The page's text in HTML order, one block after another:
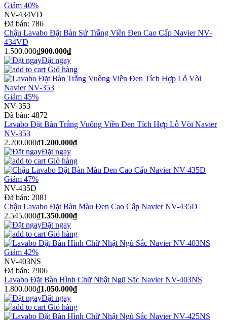
Giảm 40%
NV-434VD
Đã bán: 786
Chậu Lavabo Đặt Bàn Sứ Trắng Viền Đen Cao Cấp Navier NV-
434VD
1.500.000₫900.000₫
Đặt ngay
Giỏ hàng
Giảm 45%
NV-353
Đã bán: 4872
Lavabo Đặt Bàn Trắng Vuông Viền Đen Tích Hợp Lỗ Vòi Navier
NV-353
2.200.000₫1.200.000₫
Đặt ngay
Giỏ hàng
Giảm 47%
NV-435D
Đã bán: 2081
Chậu Lavabo Đặt Bàn Màu Đen Cao Cấp Navier NV-435D
2.545.000₫1.350.000₫
Đặt ngay
Giỏ hàng
Giảm 42%
NV-403NS
Đã bán: 7906
Lavabo Đặt Bàn Hình Chữ Nhật Ngũ Sắc Navier NV-403NS
1.800.000₫1.050.000₫
Đặt ngay
Giỏ hàng